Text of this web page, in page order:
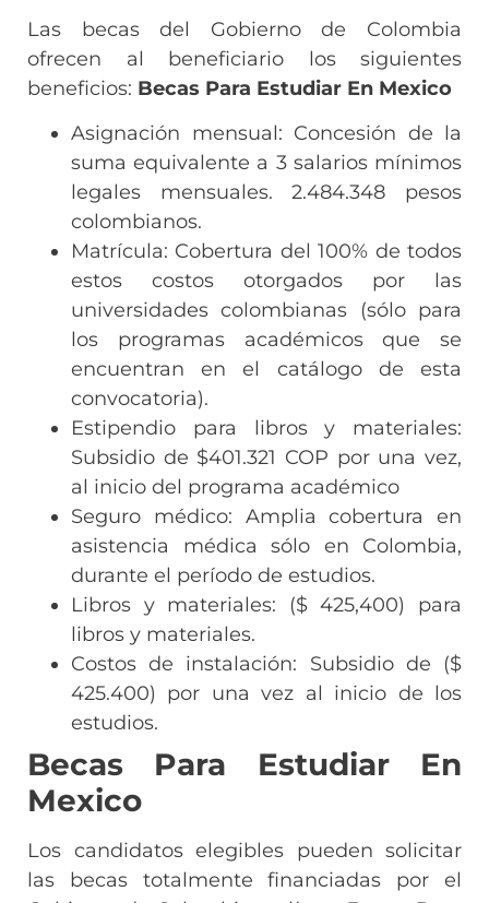
Las becas del Gobierno de Colombia
ofrecen al beneficiario los siguientes
beneficios: Becas Para Estudiar En Mexico
Asignación mensual: Concesión de la
suma equivalente a 3 salarios mínimos
legales mensuales. 2.484.348 pesos
colombianos.
Matrícula: Cobertura del 100% de todos
estos costos otorgados por las
universidades colombianas (sólo para
los programas académicos que se
encuentran en el catálogo de esta
convocatoria).
Estipendio para libros y materiales:
Subsidio de $401.321 COP por una vez,
al inicio del programa académico
Seguro médico: Amplia cobertura en
asistencia médica sólo en Colombia,
durante el período de estudios.
Libros y materiales: ($ 425,400) para
libros y materiales.
Costos de instalación: Subsidio de ($
425.400) por una vez al inicio de los
estudios.
Becas Para Estudiar En
Mexico
Los candidatos elegibles pueden solicitar
las becas totalmente financiadas por el